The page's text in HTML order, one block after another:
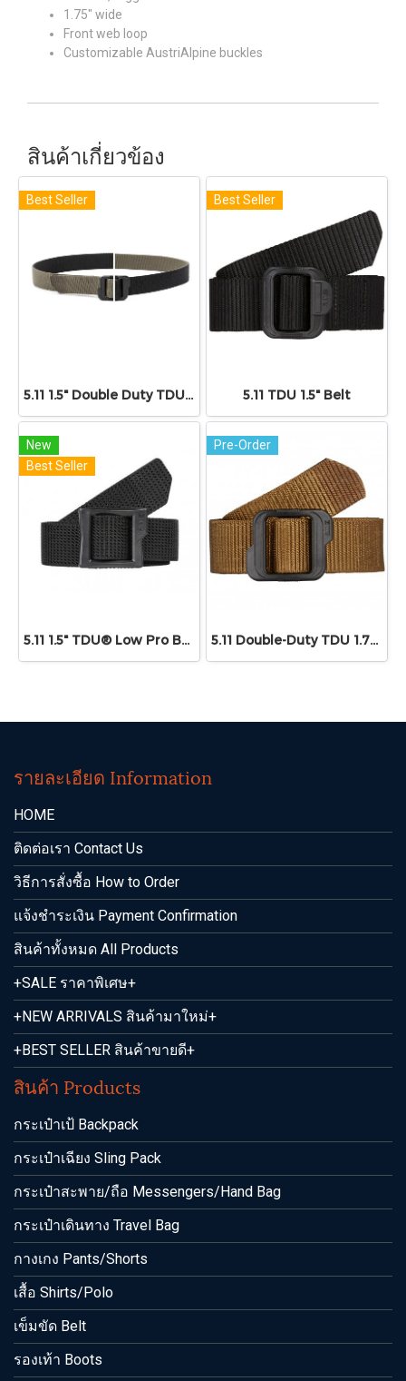
1.75" wide
Front web loop
Customizable AustriAlpine buckles
สินค้าเกี่ยวข้อง
Best Seller
5.11 1.5" Double Duty TDU® Belt
Best Seller
5.11 TDU 1.5" Belt
New
Best Seller
5.11 1.5" TDU® Low Pro Belt
Pre-Order
5.11 Double-Duty TDU 1.75" Belt
รายละเอียด Information
HOME
ติดต่อเรา Contact Us
วิธีการสั่งซื้อ How to Order
แจ้งชำระเงิน Payment Confirmation
สินค้าทั้งหมด All Products
+SALE ราคาพิเศษ+
+NEW ARRIVALS สินค้ามาใหม่+
+BEST SELLER สินค้าขายดี+
สินค้า Products
กระเป๋าเป้ Backpack
กระเป๋าเฉียง Sling Pack
กระเป๋าสะพาย/ถือ Messengers/Hand Bag
กระเป๋าเดินทาง Travel Bag
กางเกง Pants/Shorts
เสื้อ Shirts/Polo
เข็มขัด Belt
รองเท้า Boots